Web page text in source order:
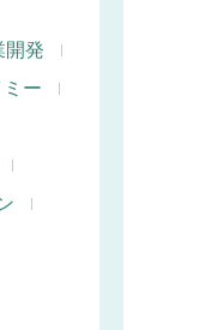
開発
ー